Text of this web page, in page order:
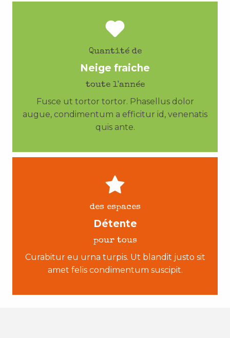
Quantité de
Neige fraiche
toute l'année
Fusce ut tortor tortor. Phasellus dolor
augue, condimentum a efficitur id, venenatis
quis ante.
des espaces
Détente
pour tous
Curabitur eu urna turpis. Ut blandit justo sit
amet felis condimentum suscipit.